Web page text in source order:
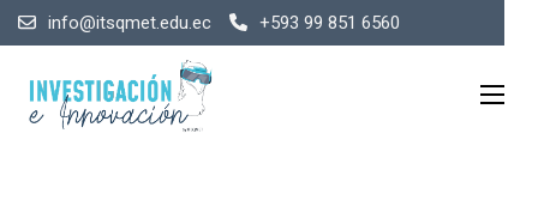
info@itsqmet.edu.ec +593 99 851 6560